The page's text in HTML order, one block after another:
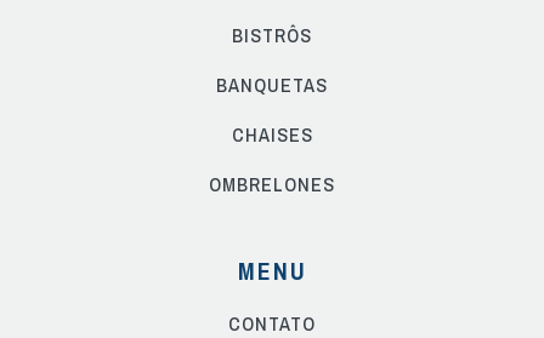
BISTRÔS
BANQUETAS
CHAISES
OMBRELONES
MENU
CONTATO